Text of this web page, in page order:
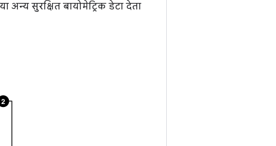
अन्य सुरक्षित बायोमेट्रिक डेटा देता